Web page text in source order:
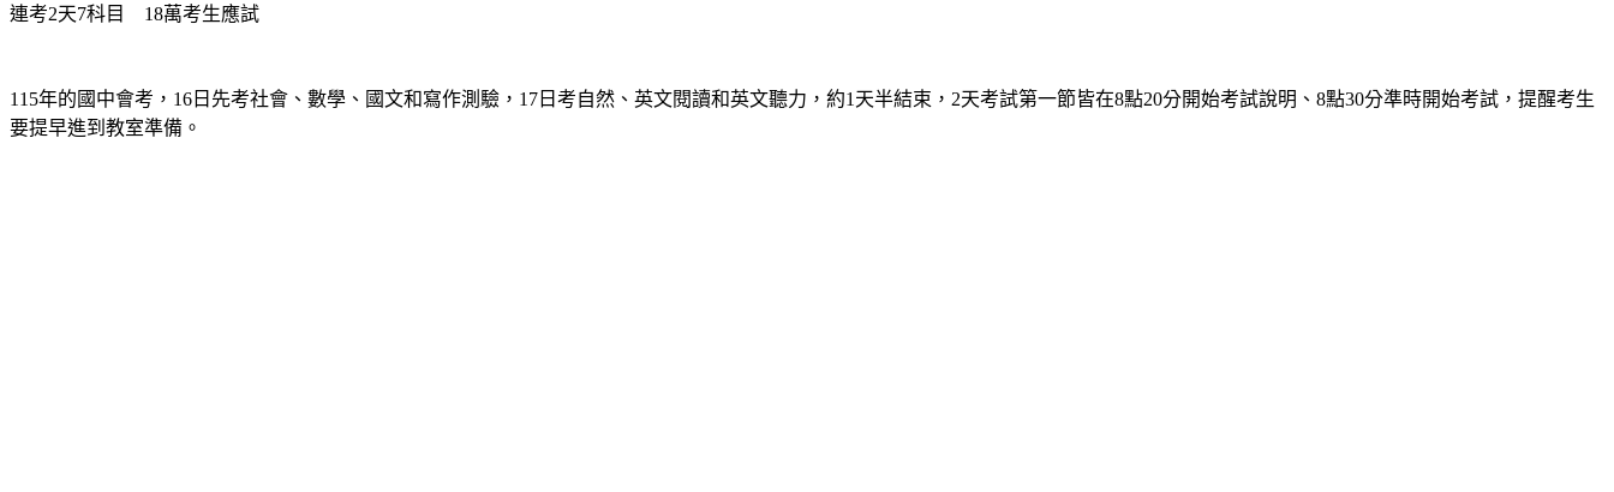
連考2天7科目　18萬考生應試
115年的國中會考，16日先考社會、數學、國文和寫作測驗，17日考自然、英文閱讀和英文聽力，約1天半結束，2天考試第一節皆在8點20分開始考試說明、8點30分準時開始考試，提醒考生
要提早進到教室準備。